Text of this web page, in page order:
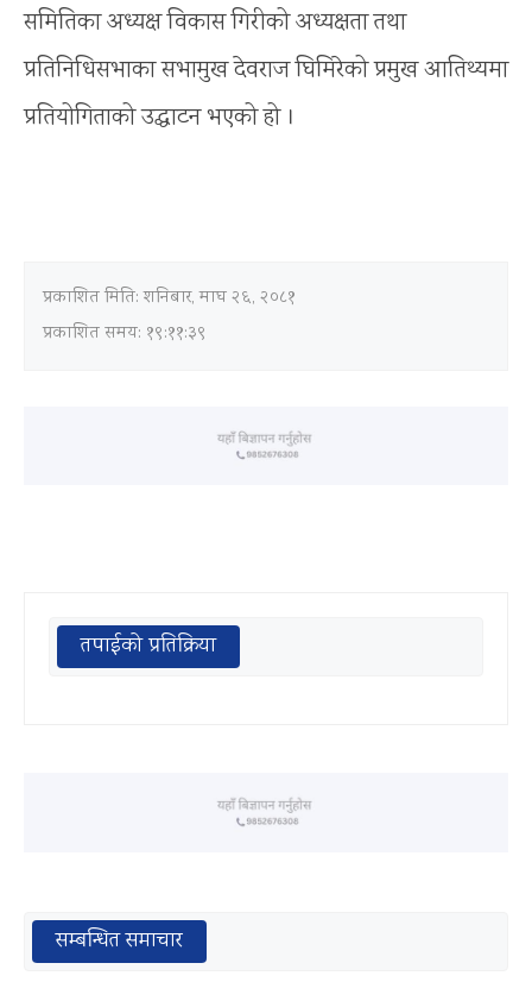
समितिका अध्यक्ष विकास गिरीको अध्यक्षता तथा
प्रतिनिधिसभाका सभामुख देवराज घिमिरेको प्रमुख आतिथ्यमा
प्रतियोगिताको उद्घाटन भएको हो ।
प्रकाशित मिति:शनिबार, माघ २६, २०८१
प्रकाशित समय: १९:११:३९
तपाईको प्रतिक्रिया
सम्बन्धित समाचार